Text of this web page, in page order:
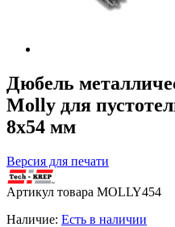
Дюбель
Molly для
8х54 мм
Версия для печати
Артикул товара MOLLY454
Наличие: Есть в наличии